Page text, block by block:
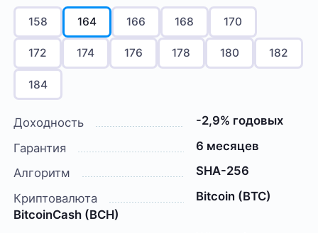
158 164 166 168 170
172 174 176 178 180 182
184
Доходность
-2,9% годовых
Гарантия
6 месяцев
Алгоритм
SHA-256
Криптовалюта
Bitcoin (BTC)
BitcoinCash (BCH)